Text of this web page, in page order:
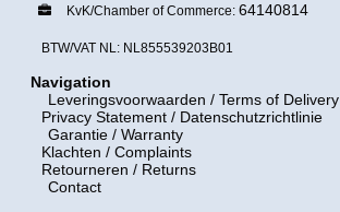
KvK/Chamber of Commerce: 64140814
BTW/VAT NL: NL855539203B01
Navigation
Leveringsvoorwaarden / Terms of Delivery
Privacy Statement / Datenschutzrichtlinie
Garantie / Warranty
Klachten / Complaints
Retourneren / Returns
Contact